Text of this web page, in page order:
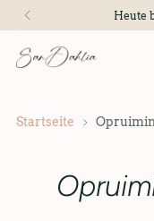
Heute
Startseite